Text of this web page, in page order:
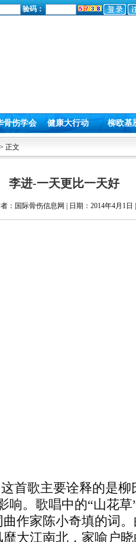
验码：
骨伤学会 健康大行动 柳欧基
正文
李进-一天更比一天好
：国际骨伤信息网 | 日期：2014年4月1日
首歌主要诠释的是柳
响。歌唱中的“山花
作家陈小奇填的词
大江南北，家喻户